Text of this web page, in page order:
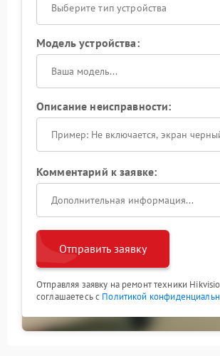
Выберите тип устройства
Модель устройства:
Описание неисправности:
Комментарий к заявке:
Отправить заявку
Отправляя заявку на ремонт техники
соглашаетесь с Политикой